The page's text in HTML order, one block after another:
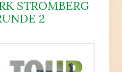
STROMBERG
2